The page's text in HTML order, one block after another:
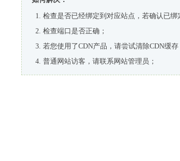
检查是否已经绑定到对应站点，若确认已绑
检查端口是否正确；
若您使用了CDN产品，请尝试清除CDN缓存
普通网站访客，请联系网站管理员；